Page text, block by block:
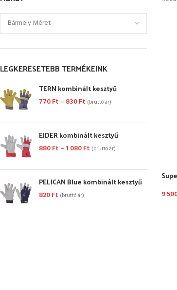
LEGKERESETEBB TERMÉKEINK
TERN kombinált kesztyű
770Ft – 830Ft (bruttó ár)
EIDER kombinált kesztyű
880Ft – 1 080Ft (bruttó ár)
PELICAN Blue kombinált kesztyű
820Ft (bruttó ár) 9